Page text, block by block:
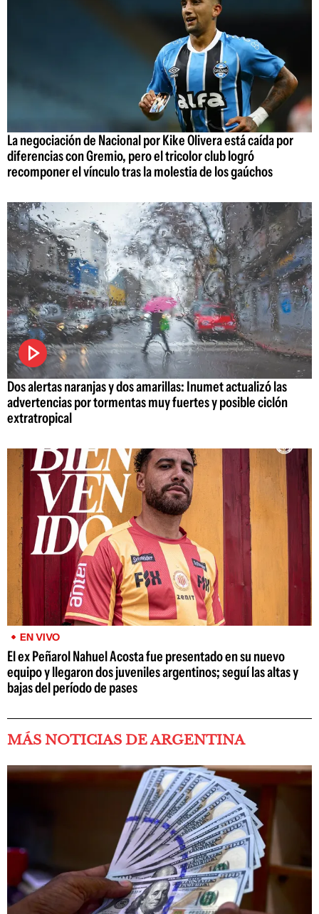
La negociación de Nacional por Kike Olivera está caída por
diferencias con Gremio, pero el tricolor club logró
recomponer el vínculo tras la molestia de los gaúchos
Dos alertas naranjas y dos amarillas: Inumet actualizó las
advertencias por tormentas muy fuertes y posible ciclón
extratropical
EN VIVO
El ex Peñarol Nahuel Acosta fue presentado en su nuevo
equipo y llegaron dos juveniles argentinos; seguí las altas y
bajas del período de pases
MÁS NOTICIAS DE ARGENTINA